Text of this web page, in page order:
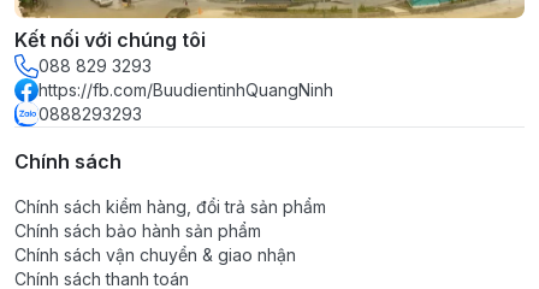
gian nhà bếp. Bảng điều khiển
cảm ứng hiện đại, sang trọng
ngay ngoài cửa tủ, dễ dàng
kiểm soát, cài đặt chế độ chỉ
hệ mới này được bố trí ngăn đá
trên, đáp ứng mọi nhu cầu bảo
Kết nối với chúng tôi
088 829 3293
https://fb.com/BuudientinhQuangNinh
0888293293
Chính sách
Chính sách kiểm hàng, đổi trả sản phẩm
Chính sách bảo hành sản phẩm
Chính sách vận chuyển & giao nhận
Chính sách thanh toán